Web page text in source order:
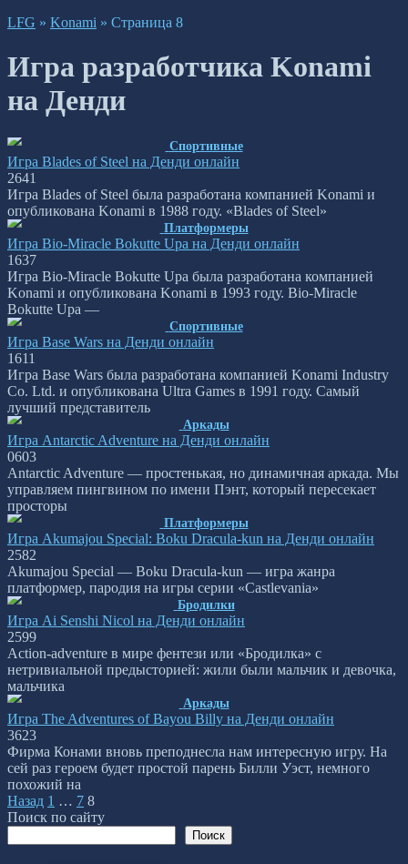
LFG » Konami » Страница 8
Игра разработчика Konami
на Денди
Спортивные
Игра Blades of Steel на Денди онлайн
2641
Игра Blades of Steel была разработана компанией Konami и
опубликована Konami в 1988 году. «Blades of Steel»
Платформеры
Игра Bio-Miracle Bokutte Upa на Денди онлайн
1637
Игра Bio-Miracle Bokutte Upa была разработана компанией
Konami и опубликована Konami в 1993 году. Bio-Miracle
Bokutte Upa —
Спортивные
Игра Base Wars на Денди онлайн
1611
Игра Base Wars была разработана компанией Konami Industry
Co. Ltd. и опубликована Ultra Games в 1991 году. Самый
лучший представитель
Аркады
Игра Antarctic Adventure на Денди онлайн
0603
Antarctic Adventure — простенькая, но динамичная аркада. Мы
управляем пингвином по имени Пэнт, который пересекает
просторы
Платформеры
Игра Akumajou Special: Boku Dracula-kun на Денди онлайн
2582
Akumajou Special — Boku Dracula-kun — игра жанра
платформер, пародия на игры серии «Castlevania»
Бродилки
Игра Ai Senshi Nicol на Денди онлайн
2599
Action-adventure в мире фентези или «Бродилка» с
нетривиальной предысторией: жили были мальчик и девочка,
мальчика
Аркады
Игра The Adventures of Bayou Billy на Денди онлайн
3623
Фирма Конами вновь преподнесла нам интересную игру. На
сей раз героем будет простой парень Билли Уэст, немного
похожий на
Пагинация
записей
Назад 1 … 7 8
Поиск по сайту
Поиск